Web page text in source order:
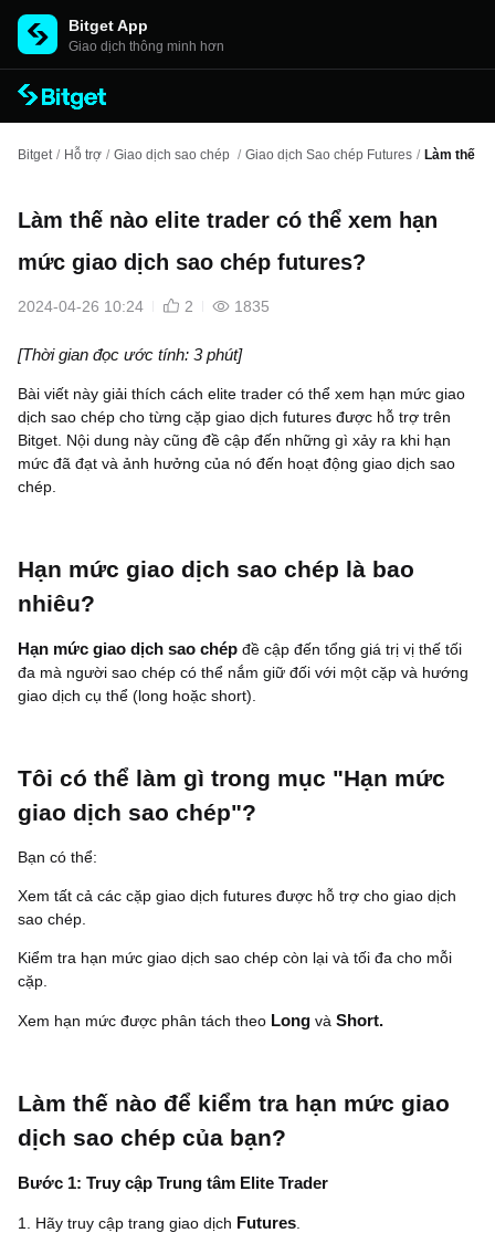
Bitget App
Giao dịch thông minh hơn
Bitget / Hỗ trợ / Giao dịch sao chép / Giao dịch Sao chép Futures / Làm thế
Làm thế nào elite trader có thể xem hạn
mức giao dịch sao chép futures?
2024-04-26 10:24 2 1835
[Thời gian đọc ước tính: 3 phút]
Bài viết này giải thích cách elite trader có thể xem hạn mức giao
dịch sao chép cho từng cặp giao dịch futures được hỗ trợ trên
Bitget. Nội dung này cũng đề cập đến những gì xảy ra khi hạn
mức đã đạt và ảnh hưởng của nó đến hoạt động giao dịch sao
chép.
Hạn mức giao dịch sao chép là bao
nhiêu?
Hạn mức giao dịch sao chép đề cập đến tổng giá trị vị thế tối
đa mà người sao chép có thể nắm giữ đối với một cặp và hướng
giao dịch cụ thể (long hoặc short).
Tôi có thể làm gì trong mục "Hạn mức
giao dịch sao chép"?
Bạn có thể:
Xem tất cả các cặp giao dịch futures được hỗ trợ cho giao dịch
sao chép.
Kiểm tra hạn mức giao dịch sao chép còn lại và tối đa cho mỗi
cặp.
Xem hạn mức được phân tách theo Long và Short.
Làm thế nào để kiểm tra hạn mức giao
dịch sao chép của bạn?
Bước 1: Truy cập Trung tâm Elite Trader
1. Hãy truy cập trang giao dịch Futures